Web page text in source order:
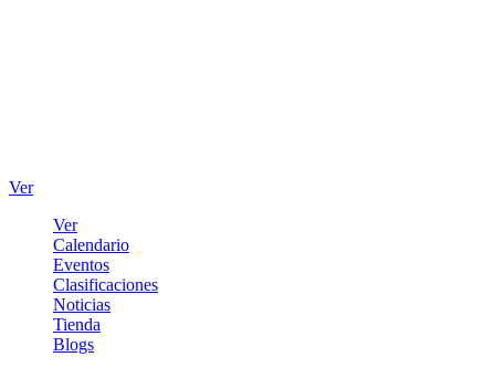
Ver
Ver
Calendario
Eventos
Clasificaciones
Noticias
Tienda
Blogs